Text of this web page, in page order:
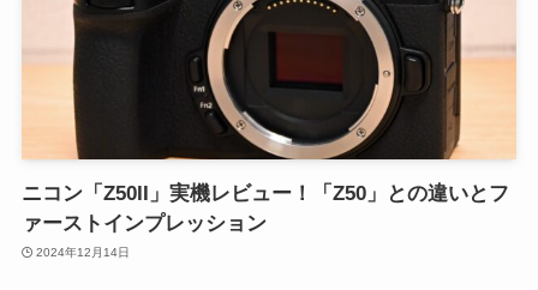
ニコン「Z50II」実機レビュー！「Z50」との違いとフ
ァーストインプレッション
2024年12月14日